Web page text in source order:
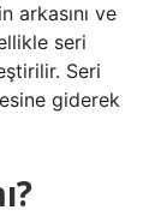
arkasını ve
seri
Seri
giderek